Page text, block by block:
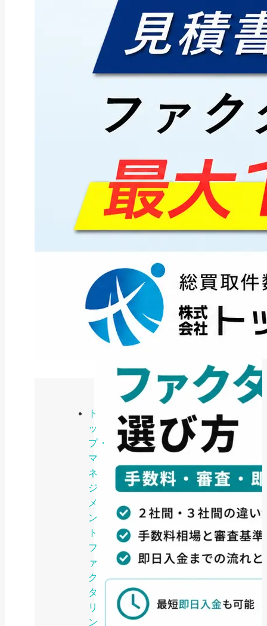
ト
ッ
プ・
マ
ネ
ジ
メ
ン
ト
フ
ァ
ク
タ
リ
ン
ペイトナーファクタリングの活用
法｜中小企業・個...
2026年8月5日